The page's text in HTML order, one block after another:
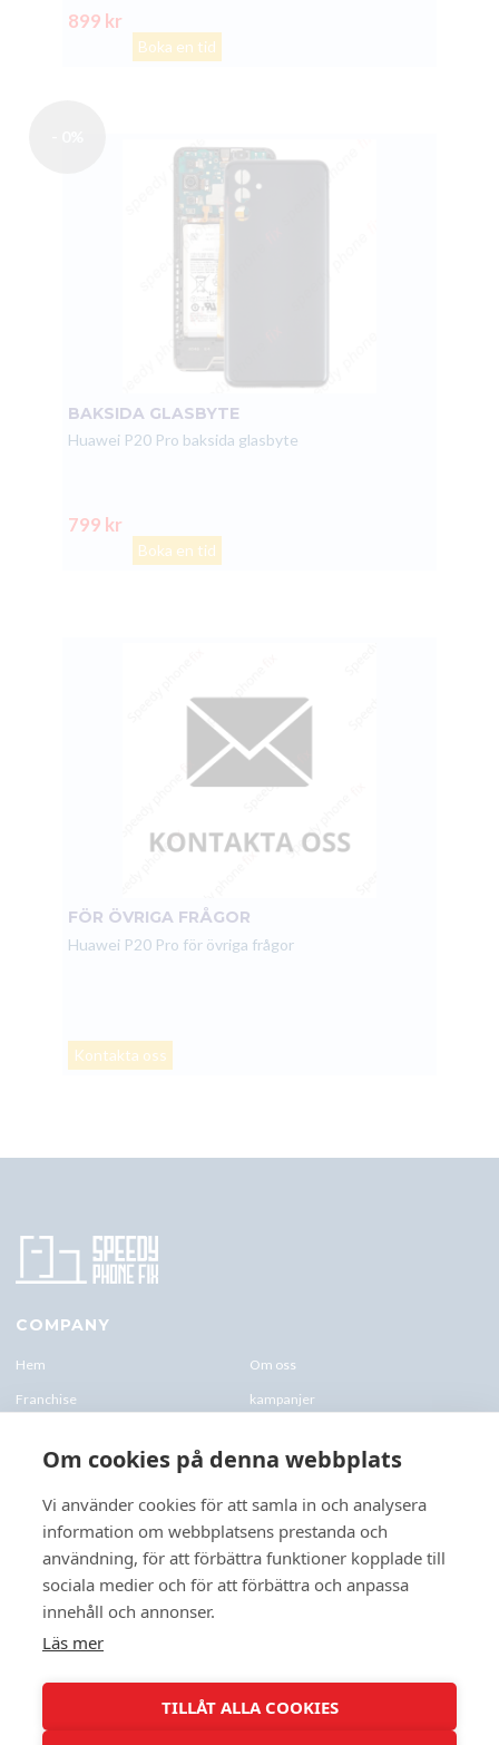
899 kr
Boka en tid
BAKSIDA GLASBYTE
Huawei P20 Pro baksida glasbyte
799 kr
Boka en tid
FÖR ÖVRIGA FRÅGOR
Huawei P20 Pro för övriga frågor
Kontakta oss
COMPANY
Hem Om oss
Franchise kampanjer
Företagskund & Utbildning FAQs
CONTACTS
+46 070 0122 333
Företagsvägen 10, 227 61 Lund
Lund@speedyphonefix.net
Om cookies på denna webbplats
Vi använder cookies för att samla in och analysera
information om webbplatsens prestanda och
användning, för att förbättra funktioner kopplade till
sociala medier och för att förbättra och anpassa
innehåll och annonser.
Läs mer
TILLÅT ALLA COOKIES